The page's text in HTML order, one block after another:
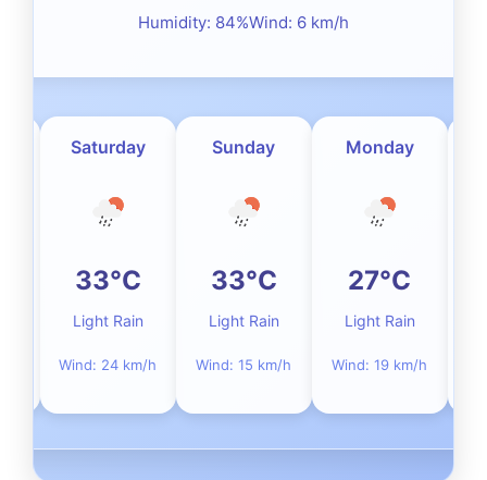
Humidity: 84%Wind: 6 km/h
Saturday
33°C
Light Rain
Wind: 24 km/h
Sunday
33°C
Light Rain
Wind: 15 km/h
Monday
27°C
Light Rain
Wind: 19 km/h